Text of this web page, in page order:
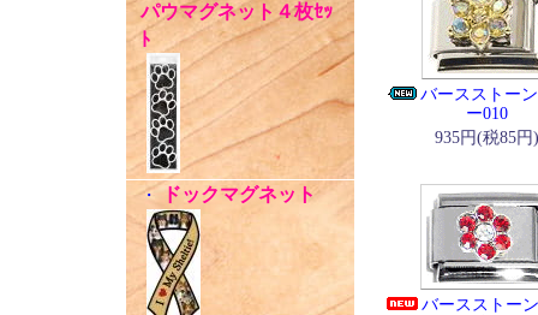
パウマグネット４枚ｾｯ
ﾄ
・ドックマグネット
バースストー
ー010
935円(税85円)
バースストー